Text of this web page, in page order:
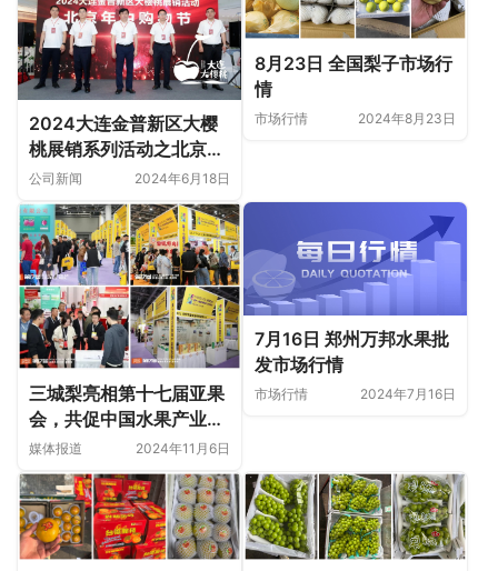
2024大连金普新区大樱
桃展销系列活动之北京年
中购物节圆满成功！
公司新闻 2024年6月18日
8月23日 全国梨子市场行
情
市场行情 2024年8月23日
三城梨亮相第十七届亚果
会，共促中国水果产业腾
飞
媒体报道 2024年11月6日
7月16日 郑州万邦水果批
发市场行情
市场行情 2024年7月16日